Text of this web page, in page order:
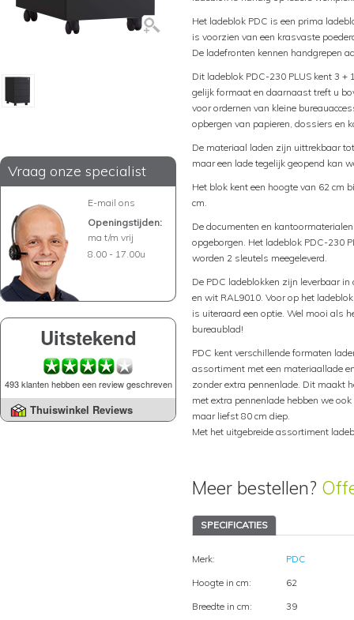
Vraag onze specialist
E-mail ons
Openingstijden:
ma t/m vrij
8.00 - 17.00u
Uitstekend
493 klanten hebben een review geschreven
Thuiswinkel Reviews
Het ladeblok PDC is een prima
is voorzien van een krasvaste
De ladefronten kennen handgrepen
Dit ladeblok PDC-230 PLUS kent 3
gelijk formaat en daarnaast treft u
voor ordernen van kleine
opbergen van papieren, dossiers en
De materiaal laden zijn uittrekbaar
maar een lade tegelijk geopend kan
Het blok kent een hoogte van 62 cm
cm.
De documenten en
opgeborgen. Het ladeblok PDC-230
worden 2 sleutels meegeleverd.
De PDC ladeblokken zijn leverbaar
en wit RAL9010. Voor op het
is uiteraard een optie. Wel mooi als
bureaublad!
PDC kent verschillende formaten
assortiment met een materiaallade
zonder extra pennenlade. Dit maakt
met extra pennenlade hebben we
maar liefst 80 cm diep.
Met het uitgebreide assortiment
Meer bestellen?
SPECIFICATIES
Merk:
PDC
Hoogte in cm:
62
Breedte in cm:
39